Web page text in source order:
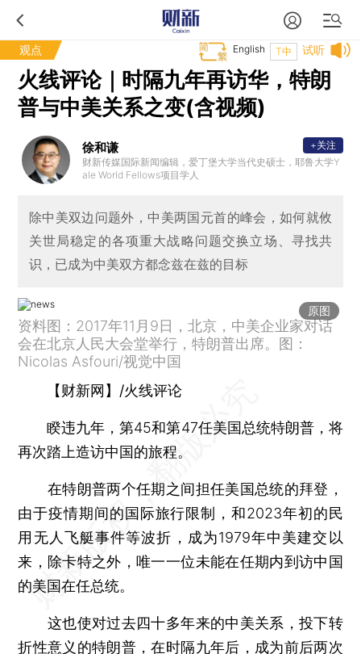
观点 试听
T中
English
火线评论｜时隔九年再访华，特朗
普与中美关系之变(含视频)
徐和谦
财新传媒国际新闻编辑，爱丁堡大学当代史硕士，耶鲁大学Y
ale World Fellows项目学人
+关注
除中美双边问题外，中美两国元首的峰会，如何就攸
关世局稳定的各项重大战略问题交换立场、寻找共
识，已成为中美双方都念兹在兹的目标
原图
资料图：2017年11月9日，北京，中美企业家对话
会在北京人民大会堂举行，特朗普出席。图：
Nicolas Asfouri/视觉中国
【财新网】/火线评论
睽违九年，第45和第47任美国总统特朗普，将
再次踏上造访中国的旅程。
在特朗普两个任期之间担任美国总统的拜登，
由于疫情期间的国际旅行限制，和2023年初的民
用无人飞艇事件等波折，成为1979年中美建交以
来，除卡特之外，唯一一位未能在任期内到访中国
的美国在任总统。
这也使对过去四十多年来的中美关系，投下转
折性意义的特朗普，在时隔九年后，成为前后两次